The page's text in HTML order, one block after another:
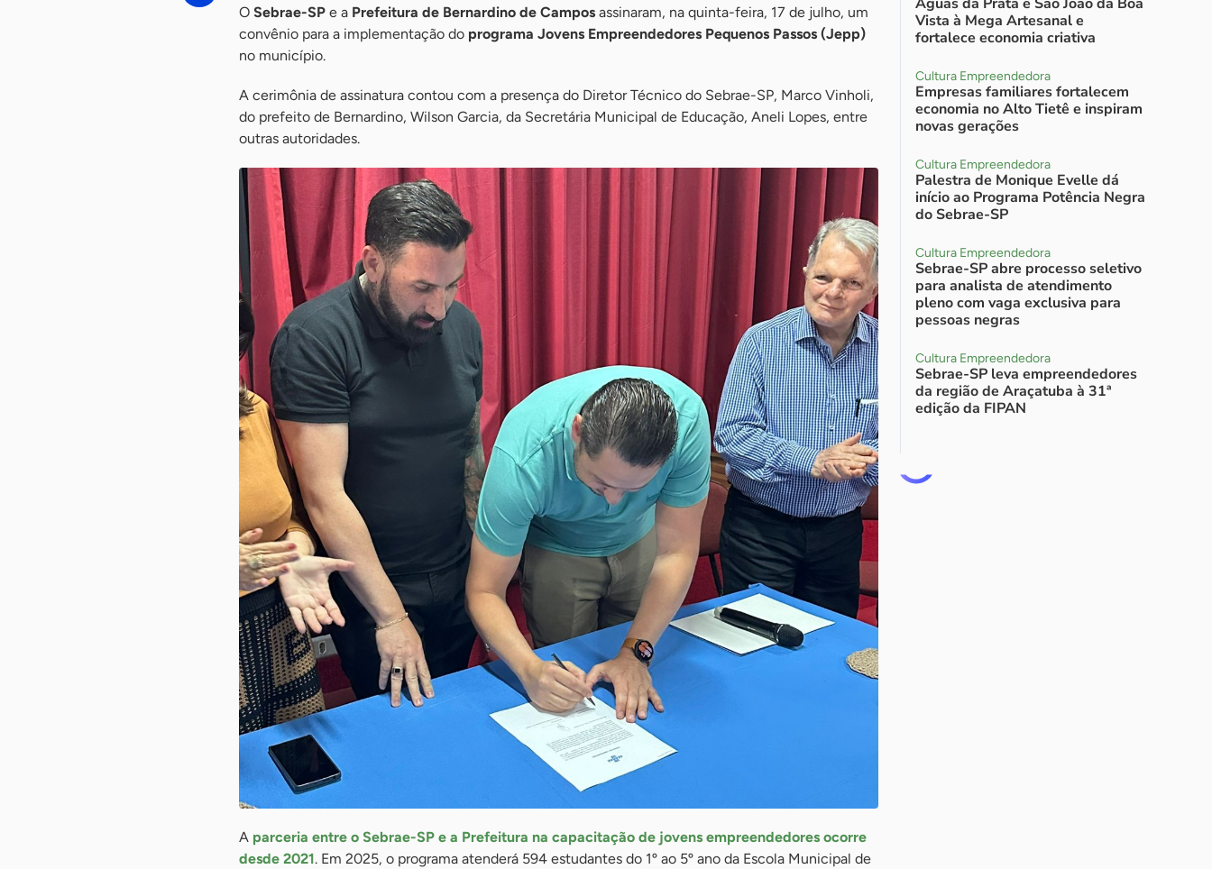
O Sebrae-SP e a Prefeitura de Bernardino de Campos assinaram, na quinta-feira, 17 de julho, um
convênio para a implementação do programa Jovens Empreendedores Pequenos Passos (Jepp)
no município.
A cerimônia de assinatura contou com a presença do Diretor Técnico do Sebrae-SP, Marco Vinholi,
do prefeito de Bernardino, Wilson Garcia, da Secretária Municipal de Educação, Aneli Lopes, entre
outras autoridades.
A parceria entre o Sebrae-SP e a Prefeitura na capacitação de jovens empreendedores ocorre
desde 2021. Em 2025, o programa atenderá 594 estudantes do 1º ao 5º ano da Escola Municipal de
Vista à Mega Artesanal e
fortalece economia criativa
Cultura Empreendedora
Empresas familiares fortalecem
economia no Alto Tietê e inspiram
novas gerações
Cultura Empreendedora
Palestra de Monique Evelle dá
início ao Programa Potência Negra
do Sebrae-SP
Cultura Empreendedora
Sebrae-SP abre processo seletivo
para analista de atendimento
pleno com vaga exclusiva para
pessoas negras
Cultura Empreendedora
Sebrae-SP leva empreendedores
da região de Araçatuba à 31ª
edição da FIPAN